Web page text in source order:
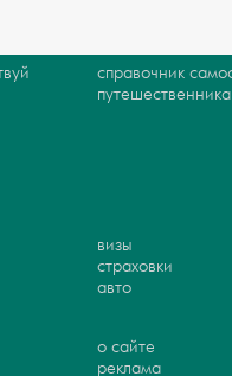
справочник
путешественника
визы
страховки
авто
о сайте
реклама